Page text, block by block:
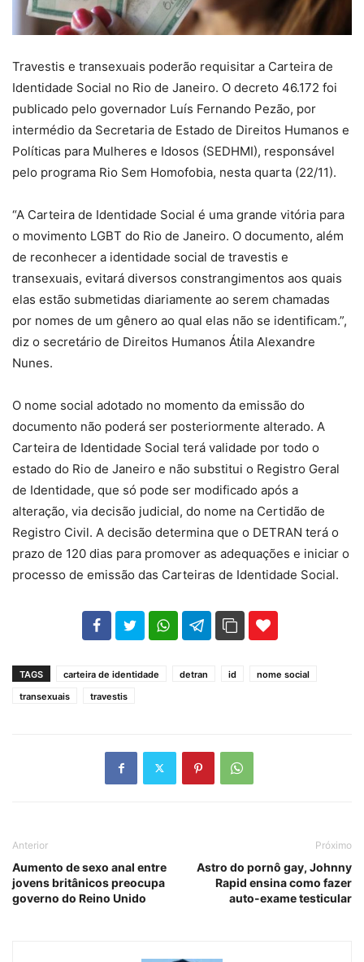
Travestis e transexuais poderão requisitar a Carteira de
Identidade Social no Rio de Janeiro. O decreto 46.172 foi
publicado pelo governador Luís Fernando Pezão, por
intermédio da Secretaria de Estado de Direitos Humanos e
Políticas para Mulheres e Idosos (SEDHMI), responsável
pelo programa Rio Sem Homofobia, nesta quarta (22/11).
“A Carteira de Identidade Social é uma grande vitória para
o movimento LGBT do Rio de Janeiro. O documento, além
de reconhecer a identidade social de travestis e
transexuais, evitará diversos constrangimentos aos quais
elas estão submetidas diariamente ao serem chamadas
por nomes de um gênero ao qual elas não se identificam.”,
diz o secretário de Direitos Humanos Átila Alexandre
Nunes.
O nome social adotado no momento da emissão do
documento não poderá ser posteriormente alterado. A
Carteira de Identidade Social terá validade por todo o
estado do Rio de Janeiro e não substitui o Registro Geral
de Identidade, que só pode ser modificado após a
alteração, via decisão judicial, do nome na Certidão de
Registro Civil. A decisão determina que o DETRAN terá o
prazo de 120 dias para promover as adequações e iniciar o
processo de emissão das Carteiras de Identidade Social.
102 35
TAGS carteira de identidade detran id
nome social
transexuais
travestis
Anterior
Aumento de sexo anal entre
jovens britânicos preocupa
governo do Reino Unido
Próximo
Astro do pornô gay, Johnny
Rapid ensina como fazer
auto-exame testicular